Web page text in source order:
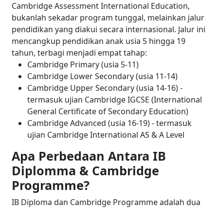
Cambridge Assessment International Education,
bukanlah sekadar program tunggal, melainkan jalur
pendidikan yang diakui secara internasional. Jalur ini
mencangkup pendidikan anak usia 5 hingga 19
tahun, terbagi menjadi empat tahap:
Cambridge Primary (usia 5-11)
Cambridge Lower Secondary (usia 11-14)
Cambridge Upper Secondary (usia 14-16) -
termasuk ujian Cambridge IGCSE (International
General Certificate of Secondary Education)
Cambridge Advanced (usia 16-19) - termasuk
ujian Cambridge International AS & A Level
Apa Perbedaan Antara IB
Diplomma & Cambridge
Programme?
IB Diploma dan Cambridge Programme adalah dua